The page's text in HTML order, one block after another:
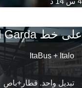
على خط Riva del Garda - بولونيا
ItaBus + Italo
تبديل واحد. قطار+باص